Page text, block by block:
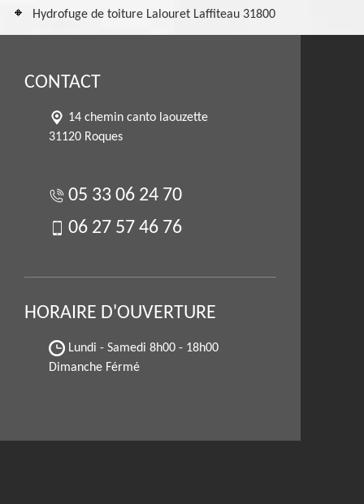
Hydrofuge de toiture Lalouret Laffiteau 31800
CONTACT
14 chemin canto laouzette
31120 Roques
05 33 06 24 70
06 27 57 46 76
HORAIRE D'OUVERTURE
Lundi - Samedi 8h00 - 18h00
Dimanche Férmé